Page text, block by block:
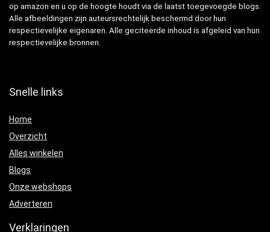
op amazon en u op de hoogte houdt via de laatst toegevoegde blogs.
Alle afbeeldingen zijn auteursrechtelijk beschermd door hun
respectievelijke eigenaren. Alle geciteerde inhoud is afgeleid van hun
respectievelijke bronnen.
Snelle links
Home
Overzicht
Alles winkelen
Blogs
Onze webshops
Adverteren
Verklaringen